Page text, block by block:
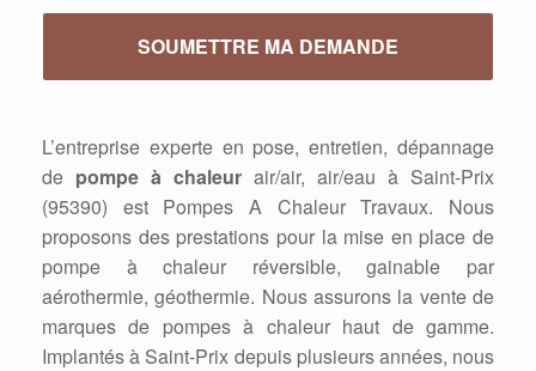
L’entreprise experte en pose, entretien, dépannage
de pompe à chaleur air/air, air/eau à Saint-Prix
(95390) est Pompes A Chaleur Travaux. Nous
proposons des prestations pour la mise en place de
pompe à chaleur réversible, gainable par
aérothermie, géothermie. Nous assurons la vente de
marques de pompes à chaleur haut de gamme.
Implantés à Saint-Prix depuis plusieurs années, nous